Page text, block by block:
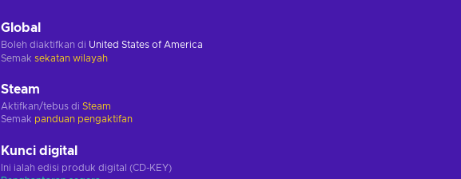
Global
Boleh diaktifkan di United States of America
Semak sekatan wilayah
Steam
Aktifkan/tebus di Steam
Semak panduan pengaktifan
Kunci digital
Ini ialah edisi produk digital (CD-KEY)